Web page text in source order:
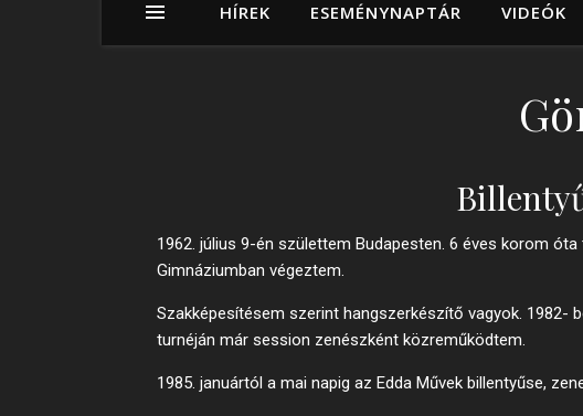
HÍREK ESEMÉNYNAPTÁR VIDEÓK
1962. július 9-én születtem Budapesten. 6 éves korom
Gimnáziumban végeztem.
Szakképesítésem szerint hangszerkészítő vagyok. 1982-
turnéján már session zenészként közreműködtem.
1985. januártól a mai napig az Edda Művek billentyűse,